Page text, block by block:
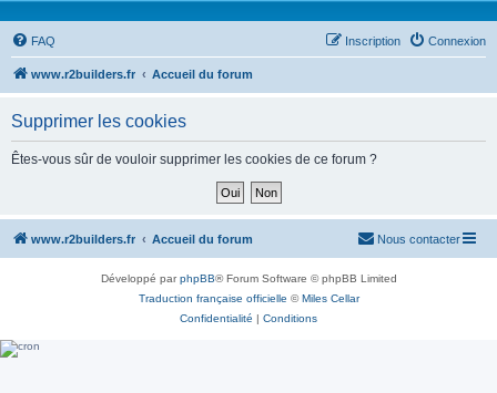
FAQ Connexion
Inscription
www.r2builders.fr Accueil du forum
Supprimer les cookies
Êtes-vous sûr de vouloir supprimer les cookies de ce forum ?
www.r2builders.fr Accueil du forum Nous contacter
Développé parphpBB® Forum Software © phpBB Limited
Traduction française officielle ©Miles Cellar
Confidentialité | Conditions